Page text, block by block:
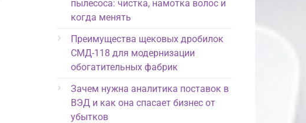
пылесоса: чистка, намотка волос и
когда менять
Преимущества щековых дробилок
СМД-118 для модернизации
обогатительных фабрик
Зачем нужна аналитика поставок в
ВЭД и как она спасает бизнес от
убытков